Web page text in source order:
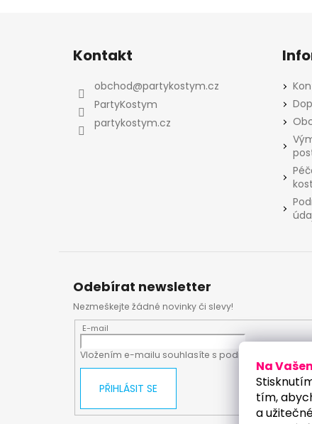
Na
tím,
a
Odebírat newsletter
Nezmeškejte žádné novinky či slevy!
E-mail
Vložením e-mailu souhlasíte s podmínkami
PŘIHLÁSIT SE
Kontakt
obchod@partykostym.cz
PartyKostym
partykostym.cz